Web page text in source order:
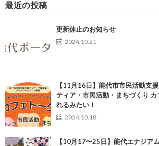
最近の投稿
更新休止のお知らせ
2024.10.21
【11月16日】能代市市民活動支
ティア・市民活動・まちづくり
れるみたい！
2024.10.18
【10月17〜25日】能代エナジア